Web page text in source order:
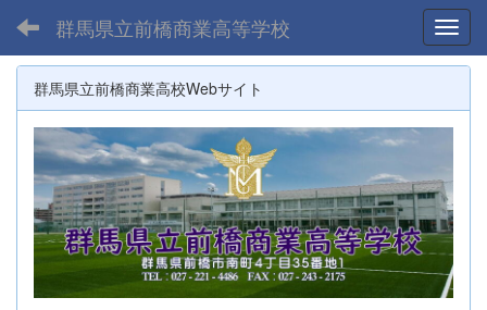
群馬県立前橋商業高等学校
群馬県立前橋商業高校Webサイト